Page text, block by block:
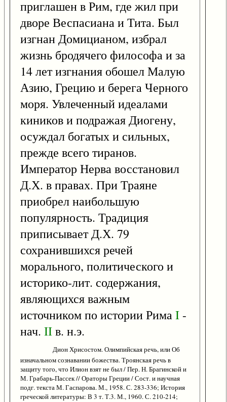
приглашен в Рим, где жил при
дворе Веспасиана и Тита. Был
изгнан Домицианом, избрал
жизнь бродячего философа и за
14 лет изгнания обошел Малую
Азию, Грецию и берега Черного
моря. Увлеченный идеалами
киников и подражая Диогену,
осуждал богатых и сильных,
прежде всего тиранов.
Император Нерва восстановил
Д.Х. в правах. При Траяне
приобрел наибольшую
популярность. Традиция
приписывает Д.Х. 79
сохранившихся речей
морального, политического и
историко-лит. содержания,
являющихся важным
источником по истории РимаI -
нач. IIв. н.э.
Дион Хрисостом. Олимпийская речь, или Об
изначальном сознавании божества. Троянская речь в
защиту того, что Илион взят не был / Пер. Н. Брагинской и
М. Грабарь-Пассек // Ораторы Греции / Сост. и научная
подг. текста М. Гаспарова. М., 1958. С. 283-336; История
греческой литературы: В 3 т. Т.3. М., 1960. С. 210-214;